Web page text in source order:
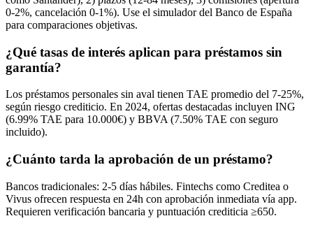
0-2%, cancelación 0-1%). Use el simulador del Banco de España
para comparaciones objetivas.
¿Qué tasas de interés aplican para préstamos sin
garantía?
Los préstamos personales sin aval tienen TAE promedio del 7-25%,
según riesgo crediticio. En 2024, ofertas destacadas incluyen ING
(6.99% TAE para 10.000€) y BBVA (7.50% TAE con seguro
incluido).
¿Cuánto tarda la aprobación de un préstamo?
Bancos tradicionales: 2-5 días hábiles. Fintechs como Creditea o
Vivus ofrecen respuesta en 24h con aprobación inmediata vía app.
Requieren verificación bancaria y puntuación crediticia ≥650.